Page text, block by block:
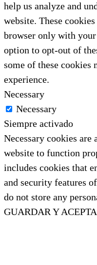
help us analyze and
website. These
browser only with your
option to opt-out of
some of these cookies
experience.
Necessary
Necessary
Siempre activado
Necessary cookies
website to function
includes cookies that
and security features
do not store any
GUARDAR Y